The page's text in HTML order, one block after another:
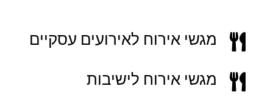
 מגשי אירוח לאירועים עסקיים
 מגשי אירוח לישיבות